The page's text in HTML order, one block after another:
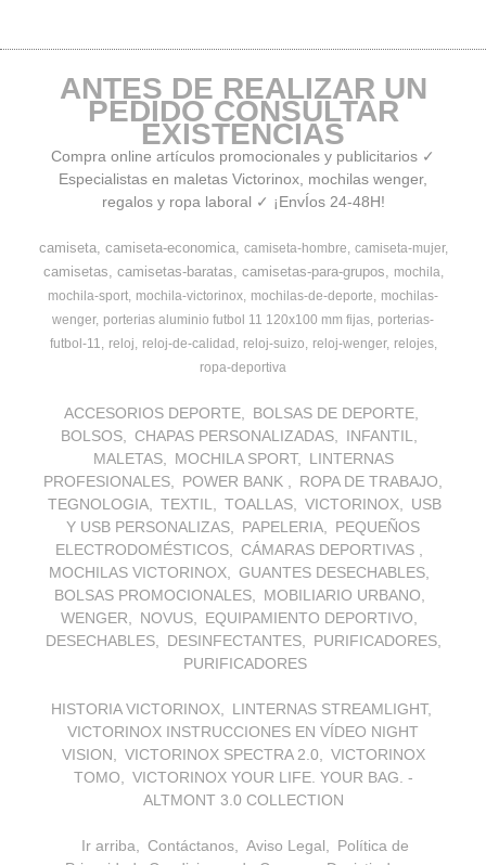
ANTES DE REALIZAR UN
PEDIDO CONSULTAR
EXISTENCIAS
Compra online artículos promocionales y publicitarios ✓
Especialistas en maletas Victorinox, mochilas wenger,
regalos y ropa laboral ✓ ¡EnvÍos 24-48H!
camiseta camiseta-economica camiseta-hombre camiseta-mujer
camisetas camisetas-baratas camisetas-para-grupos
mochila
mochila-sport mochila-victorinox mochilas-de-deporte
mochilas-
wenger porterias aluminio futbol 11 120x100 mm fijas porterias-
futbol-11
reloj reloj-de-calidad reloj-suizo reloj-wenger
relojes
ropa-deportiva
ACCESORIOS DEPORTE
BOLSAS DE DEPORTE
BOLSOS
CHAPAS PERSONALIZADAS
INFANTIL
MALETAS
MOCHILA SPORT
LINTERNAS
PROFESIONALES
POWER BANK
ROPA DE TRABAJO
TEGNOLOGIA
TEXTIL TOALLAS VICTORINOX
USB
Y USB PERSONALIZAS
PAPELERIA
PEQUEÑOS
ELECTRODOMÉSTICOS
CÁMARAS DEPORTIVAS
MOCHILAS VICTORINOX
GUANTES DESECHABLES
BOLSAS PROMOCIONALES
MOBILIARIO URBANO
WENGER
NOVUS
EQUIPAMIENTO DEPORTIVO
DESECHABLES
DESINFECTANTES
PURIFICADORES
PURIFICADORES
HISTORIA VICTORINOX
LINTERNAS STREAMLIGHT
VICTORINOX INSTRUCCIONES EN VÍDEO NIGHT
VISION
VICTORINOX SPECTRA 2.0
VICTORINOX
TOMO
VICTORINOX YOUR LIFE. YOUR BAG. -
ALTMONT 3.0 COLLECTION
Ir arriba Contáctanos Aviso Legal
Política de